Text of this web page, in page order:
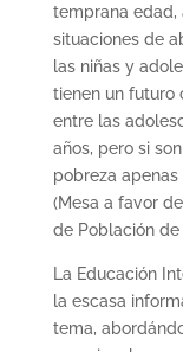
temprana edad,
situaciones de
las niñas y
tienen un futuro
entre las
años, pero si
pobreza
(Mesa a favor
de Población de
La Educación
la escasa
tema,